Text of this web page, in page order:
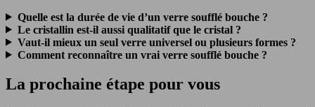
Quelle est la durée de vie d’un verre soufflé bouche ?
Le cristallin est-il aussi qualitatif que le cristal ?
Vaut-il mieux un seul verre universel ou plusieurs formes ?
Comment reconnaître un vrai verre soufflé bouche ?
La prochaine étape pour vous